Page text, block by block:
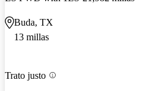
Buda, TX
13 millas
Trato justo